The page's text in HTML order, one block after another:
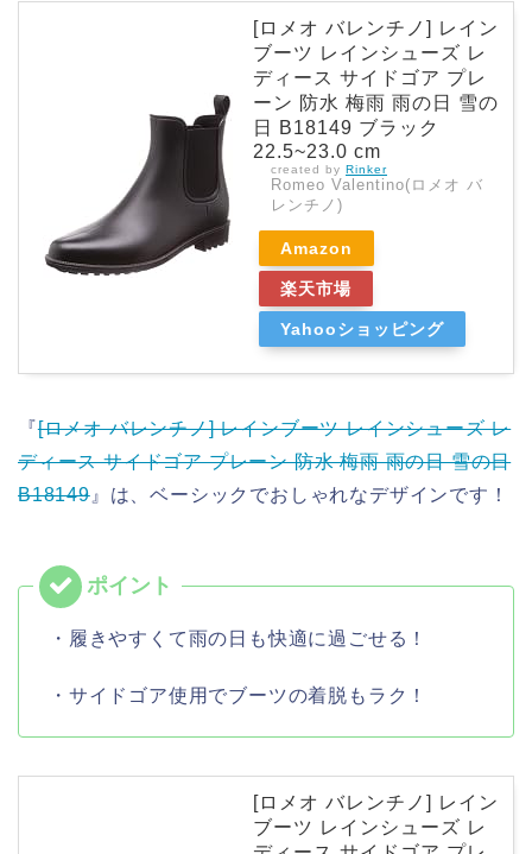
[ロメオ バレンチノ] レイン
ブーツ レインシューズ レ
ディース サイドゴア プレ
ーン 防水 梅雨 雨の日 雪の
日 B18149 ブラック
22.5~23.0 cm
created by Rinker
Romeo Valentino(ロメオ バ
レンチノ)
Amazon
楽天市場
Yahooショッピング
『[ロメオ バレンチノ] レインブーツ レインシューズ レ
ディース サイドゴア プレーン 防水 梅雨 雨の日 雪の日
B18149』は、ベーシックでおしゃれなデザインです！
・履きやすくて雨の日も快適に過ごせる！
・サイドゴア使用でブーツの着脱もラク！
[ロメオ バレンチノ] レイン
ブーツ レインシューズ レ